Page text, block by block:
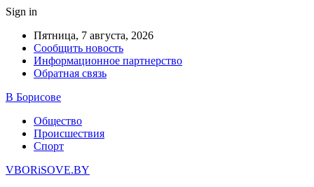
Sign in
Пятница, 7 августа, 2026
Сообщить новость
Информационное партнерство
Обратная связь
В Борисове
Общество
Происшествия
Спорт
VBORiSOVE.BY